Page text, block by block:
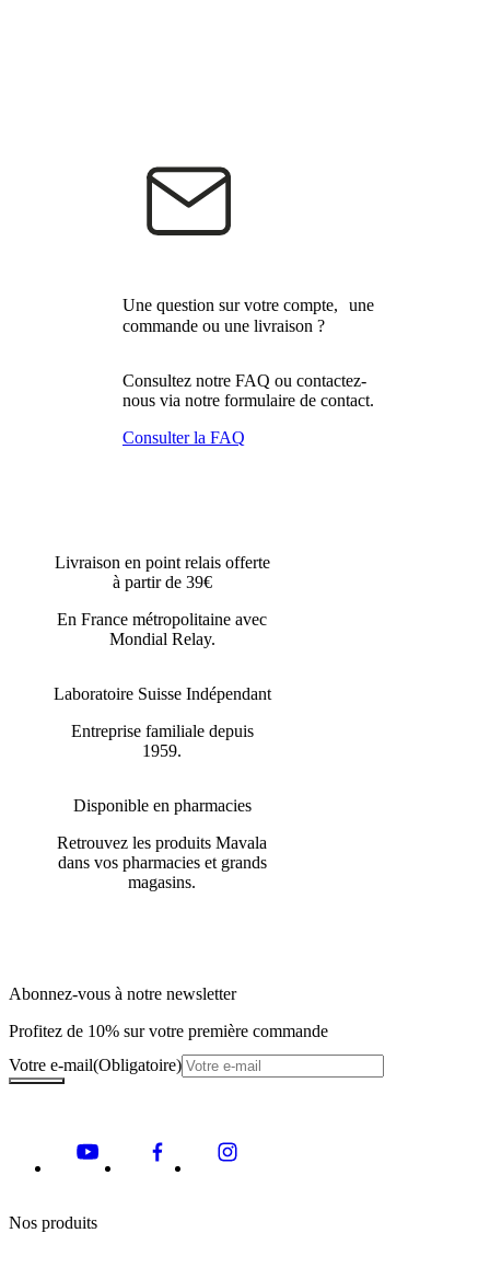
Une question sur votre compte, une
commande ou une livraison ?
Consultez notre FAQ ou contactez-
nous via notre formulaire de contact.
Consulter la FAQ
Livraison en point relais offerte
à partir de 39€
En France métropolitaine avec
Mondial Relay.
Laboratoire Suisse Indépendant
Entreprise familiale depuis
1959.
Disponible en pharmacies
Retrouvez les produits Mavala
dans vos pharmacies et grands
magasins.
Abonnez-vous à notre newsletter
Profitez de 10% sur votre première commande
Votre e-mail(Obligatoire)
Nos produits